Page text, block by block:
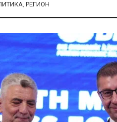
, РЕГИОН